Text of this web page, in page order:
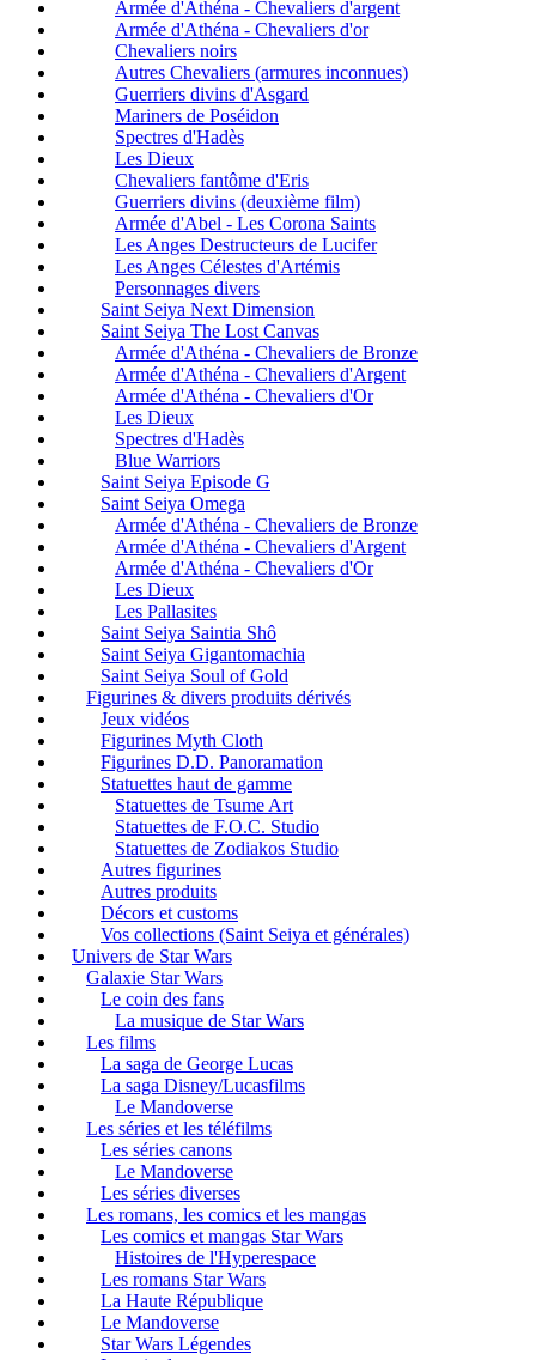
Armée d'Athéna - Chevaliers d'argent
Armée d'Athéna - Chevaliers d'or
Chevaliers noirs
Autres Chevaliers (armures inconnues)
Guerriers divins d'Asgard
Mariners de Poséidon
Spectres d'Hadès
Les Dieux
Chevaliers fantôme d'Eris
Guerriers divins (deuxième film)
Armée d'Abel - Les Corona Saints
Les Anges Destructeurs de Lucifer
Les Anges Célestes d'Artémis
Personnages divers
Saint Seiya Next Dimension
Saint Seiya The Lost Canvas
Armée d'Athéna - Chevaliers de Bronze
Armée d'Athéna - Chevaliers d'Argent
Armée d'Athéna - Chevaliers d'Or
Les Dieux
Spectres d'Hadès
Blue Warriors
Saint Seiya Episode G
Saint Seiya Omega
Armée d'Athéna - Chevaliers de Bronze
Armée d'Athéna - Chevaliers d'Argent
Armée d'Athéna - Chevaliers d'Or
Les Dieux
Les Pallasites
Saint Seiya Saintia Shô
Saint Seiya Gigantomachia
Saint Seiya Soul of Gold
Figurines & divers produits dérivés
Jeux vidéos
Figurines Myth Cloth
Figurines D.D. Panoramation
Statuettes haut de gamme
Statuettes de Tsume Art
Statuettes de F.O.C. Studio
Statuettes de Zodiakos Studio
Autres figurines
Autres produits
Décors et customs
Vos collections (Saint Seiya et générales)
Univers de Star Wars
Galaxie Star Wars
Le coin des fans
La musique de Star Wars
Les films
La saga de George Lucas
La saga Disney/Lucasfilms
Le Mandoverse
Les séries et les téléfilms
Les séries canons
Le Mandoverse
Les séries diverses
Les romans, les comics et les mangas
Les comics et mangas Star Wars
Histoires de l'Hyperespace
Les romans Star Wars
La Haute République
Le Mandoverse
Star Wars Légendes